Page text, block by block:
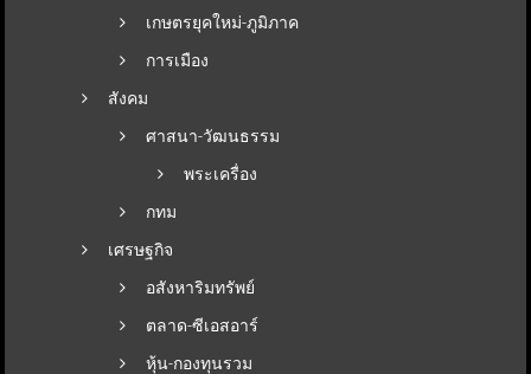
เกษตรยุคใหม่-ภูมิภาค
การเมือง
สังคม
ศาสนา-วัฒนธรรม
พระเครื่อง
กทม
เศรษฐกิจ
อสังหาริมทรัพย์
ตลาด-ซีเอสอาร์
หุ้น-กองทุนรวม